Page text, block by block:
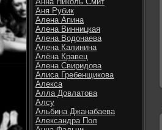
Аня Рубик
Алена Апина
Алена Винницкая
Алена Водонаева
Алена Калинина
Алёна Кравец
Алена Свиридова
Алиса Гребенщикова
Алекса
Алла Довлатова
Алсу
Альбина Джанабаева
Александра Пол